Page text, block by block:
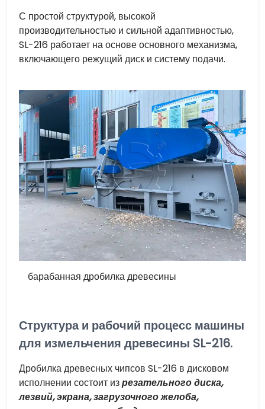
С простой структурой, высокой
производительностью и сильной адаптивностью,
SL-216 работает на основе основного механизма,
включающего режущий диск и систему подачи.
барабанная дробилка древесины
Структура и рабочий процесс машины
для измельчения древесины SL-216.
Дробилка древесных чипсов SL-216 в дисковом
исполнении состоит изрезательного диска,
лезвий, экрана, загрузочного желоба,